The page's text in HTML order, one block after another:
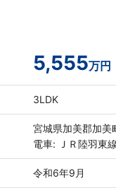
5,555万円
3LDK
宮城県加美郡加美
電車: ＪＲ陸羽東
令和6年9月